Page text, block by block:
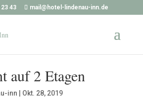
43 mail@hotel-lindenau-inn.de
auf 2 Etagen
inn Okt. 28, 2019